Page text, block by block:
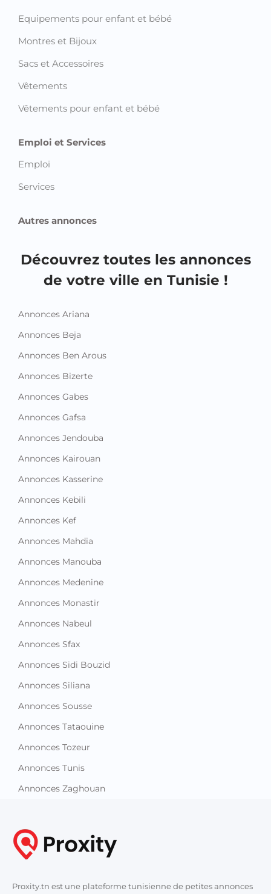
Equipements pour enfant et bébé
Montres et Bijoux
Sacs et Accessoires
Vêtements
Vêtements pour enfant et bébé
Emploi et Services
Emploi
Services
Autres annonces
Découvrez toutes les annonces
de votre ville en Tunisie !
Annonces Ariana
Annonces Beja
Annonces Ben Arous
Annonces Bizerte
Annonces Gabes
Annonces Gafsa
Annonces Jendouba
Annonces Kairouan
Annonces Kasserine
Annonces Kebili
Annonces Kef
Annonces Mahdia
Annonces Manouba
Annonces Medenine
Annonces Monastir
Annonces Nabeul
Annonces Sfax
Annonces Sidi Bouzid
Annonces Siliana
Annonces Sousse
Annonces Tataouine
Annonces Tozeur
Annonces Tunis
Annonces Zaghouan
Proxity.tn est une plateforme tunisienne de petites annonces